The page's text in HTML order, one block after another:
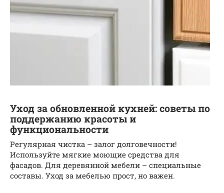
Уход за обновленной кухней: советы по
поддержанию красоты и
функциональности
Регулярная чистка – залог долговечности!
Используйте мягкие моющие средства для
фасадов. Для деревянной мебели – специальные
составы. Уход за мебелью прост, но важен.